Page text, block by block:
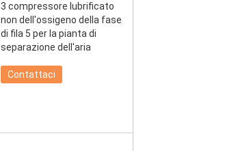
3 compressore lubrificato
non dell'ossigeno della fase
di fila 5 per la pianta di
separazione dell'aria
Contattaci